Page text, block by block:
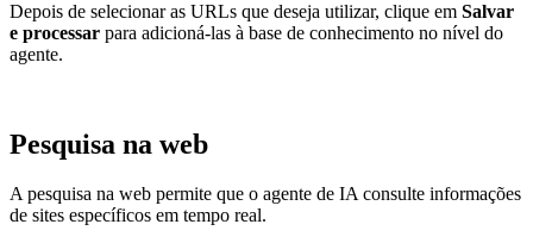
Depois de selecionar as URLs que deseja utilizar, clique em Salvar
e processar para adicioná-las à base de conhecimento no nível do
agente.
Pesquisa na web
A pesquisa na web permite que o agente de IA consulte informações
de sites específicos em tempo real.